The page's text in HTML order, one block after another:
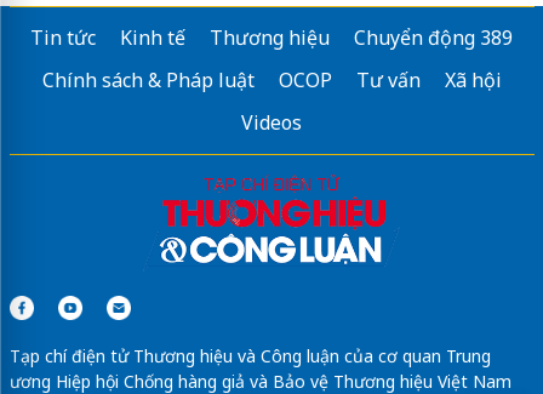
Tin tức Kinh tế Thương hiệu
Chuyển động 389
Chính sách & Pháp luật
OCOP Tư vấn
Xã hội
Videos
Tạp chí điện tử Thương hiệu và Công luận của cơ quan Trung
ương Hiệp hội Chống hàng giả và Bảo vệ Thương hiệu Việt Nam